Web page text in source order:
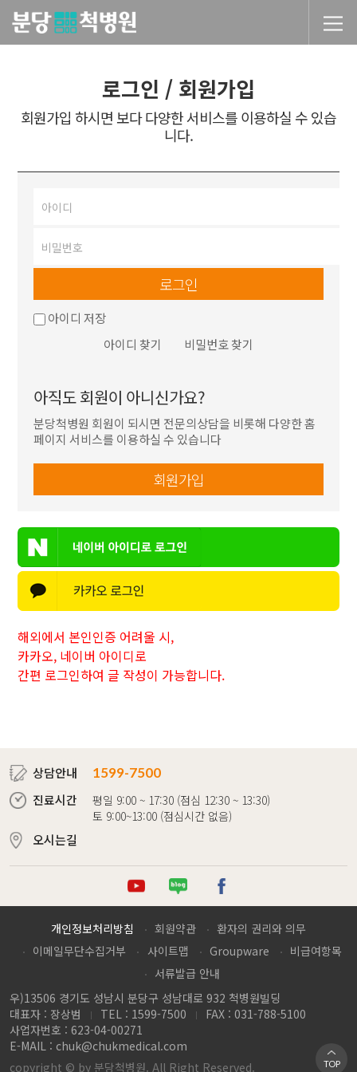
당척병원
로그인 / 회원가입
회원가입 하시면 보다 다양한 서비스를 이용하실 수 있습
니다.
로그인
아이디 저장
아이디 찾기
비밀번호 찾기
아직도 회원이 아니신가요?
분당척병원 회원이 되시면 전문의상담을 비롯해 다양한 홈
페이지 서비스를 이용하실 수 있습니다
회원가입
해외에서 본인인증 어려울 시,
카카오, 네이버 아이디로
간편 로그인하여 글 작성이 가능합니다.
상담안내
1599-7500
진료시간
평일 9:00 ~ 17:30 (점심 12:30 ~ 13:30)
토 9:00~13:00 (점심시간 없음)
오시는길
튜브 로그 이스북
개인정보처리방침 회원약관
환자의 권리와 의무
이메일무단수집거부
사이트맵 Groupware
비급여항목
서류발급 안내
우)13506 경기도 성남시 분당구 성남대로 932 척병원빌딩
대표자 : 장상범
TEL : 1599-7500
FAX : 031-788-5100
사업자번호 : 623-04-00271
E-MAIL : chuk@chukmedical.com
copyright © by 분당척병원. All Right Reserved.
TOP